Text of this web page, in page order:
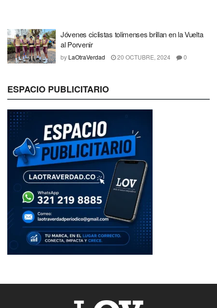
Jóvenes ciclistas tolimenses brillan en la Vuelta
al Porvenir
by LaOtraVerdad 20 OCTUBRE, 2024 0
ESPACIO PUBLICITARIO